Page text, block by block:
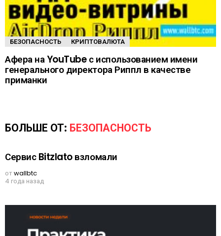
БЕЗОПАСНОСТЬ КРИПТОВАЛЮТА
Афера на YouTube с использованием имени
генерального директора Риппл в качестве
приманки
БОЛЬШЕ ОТ: БЕЗОПАСНОСТЬ
Сервис Bitzlato взломали
отwallbtc
4 года назад